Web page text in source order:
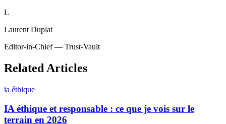
L
Laurent Duplat
Editor-in-Chief — Trust-Vault
Related Articles
ia éthique
IA éthique et responsable : ce que je vois sur le
terrain en 2026